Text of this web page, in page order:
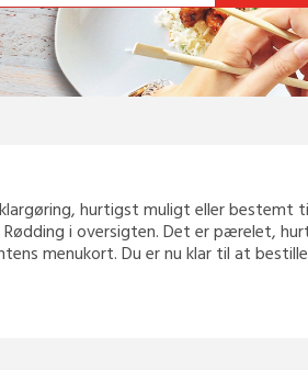
hurtigst muligt eller bestemt
i oversigten. Det er pærelet,
menukort. Du er nu klar til at